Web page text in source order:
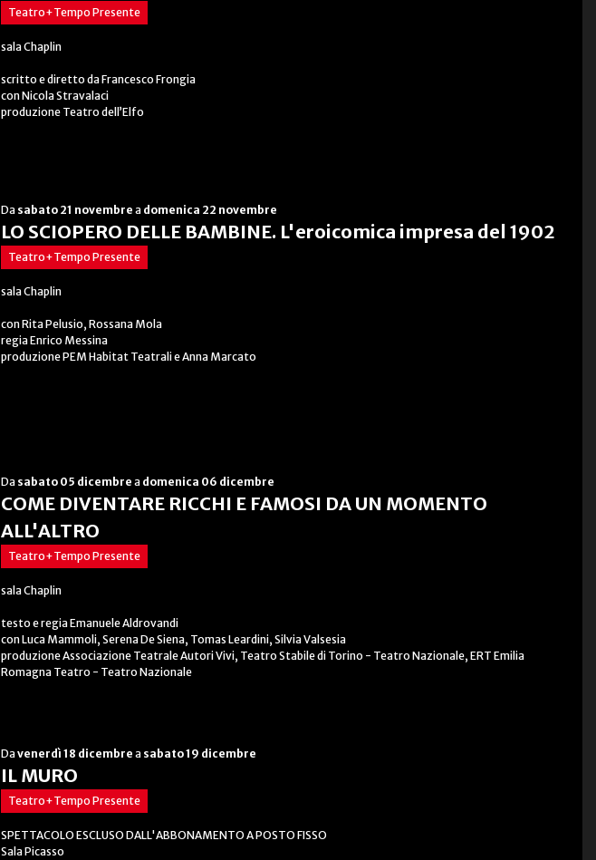
Teatro+Tempo Presente
sala Chaplin
scritto e diretto da Francesco Frongia
con Nicola Stravalaci
produzione Teatro dell’Elfo
Da sabato 21 novembre a domenica 22 novembre
LO SCIOPERO DELLE BAMBINE. L'eroicomica impresa del 1902
Teatro+Tempo Presente
sala Chaplin
con Rita Pelusio, Rossana Mola
regia Enrico Messina
produzione PEM Habitat Teatrali e Anna Marcato
Da sabato 05 dicembre a domenica 06 dicembre
COME DIVENTARE RICCHI E FAMOSI DA UN MOMENTO
ALL'ALTRO
Teatro+Tempo Presente
sala Chaplin
testo e regia Emanuele Aldrovandi
con Luca Mammoli, Serena De Siena, Tomas Leardini, Silvia Valsesia
produzione Associazione Teatrale Autori Vivi, Teatro Stabile di Torino - Teatro Nazionale, ERT Emilia
Romagna Teatro - Teatro Nazionale
Davenerdì 18 dicembre a sabato 19 dicembre
IL MURO
Teatro+Tempo Presente
SPETTACOLO ESCLUSO DALL'ABBONAMENTO A POSTO FISSO
Sala Picasso